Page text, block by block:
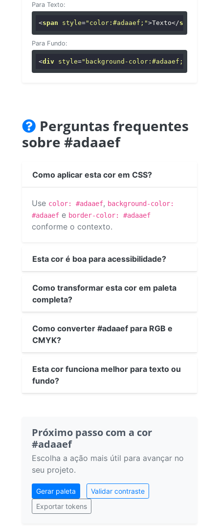
Para Texto:
<span style="color:#adaaef;">Texto</span
Para Fundo:
<div style="background-color:#adaaef;"
Perguntas frequentes
sobre #adaaef
Como aplicar esta cor em CSS?
Use color: #adaaef, background-color:
#adaaef e border-color: #adaaef
conforme o contexto.
Esta cor é boa para acessibilidade?
Como transformar esta cor em paleta
completa?
Como converter #adaaef para RGB e
CMYK?
Esta cor funciona melhor para texto ou
fundo?
Próximo passo com a cor
#adaaef
Escolha a ação mais útil para avançar no
seu projeto.
Gerar paleta
Validar contraste
Exportar tokens